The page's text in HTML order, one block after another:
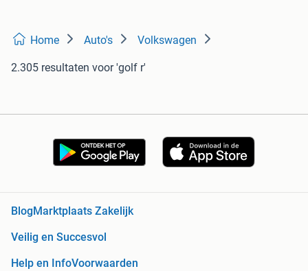
Home Auto's Volkswagen
2.305 resultaten voor 'golf r'
Blog Marktplaats Zakelijk
Veilig en Succesvol
Help en InfoVoorwaarden